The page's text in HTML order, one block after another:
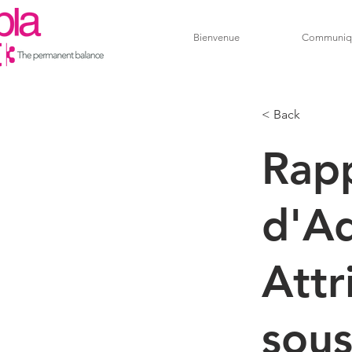
Bienvenue
< Back